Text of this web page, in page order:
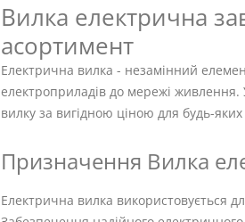
Вилка електрична
асортимент
Електрична вилка - незамінний
електроприладів до мережі
вилку за вигідною ціною для будь-
Призначення Вилка
Електрична вилка використовується